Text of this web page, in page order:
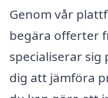
Genom vår
begära offerter
specialiserar
dig att jämföra